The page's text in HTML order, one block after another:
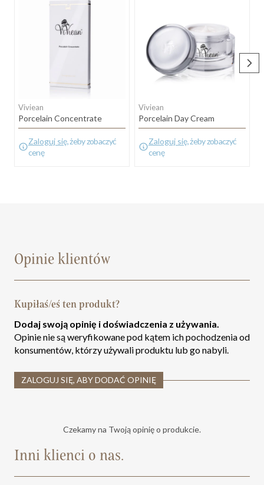
Viviean
Porcelain Concentrate
Zaloguj się, żeby zobaczyć
cenę
Viviean
Porcelain Day Cream
Zaloguj się, żeby zobaczyć
cenę
Opinie klientów
Kupiłaś/eś ten produkt?
Dodaj swoją opinię i doświadczenia z używania.
Opinie nie są weryfikowane pod kątem ich pochodzenia od
konsumentów, którzy używali produktu lub go nabyli.
ZALOGUJ SIĘ, ABY DODAĆ OPINIĘ
Czekamy na Twoją opinię o produkcie.
Inni klienci o nas.